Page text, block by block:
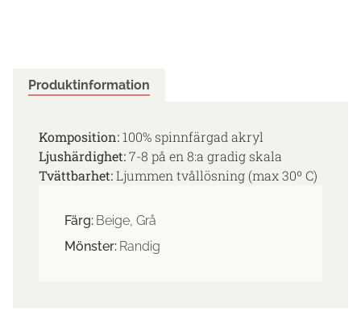
Produktinformation
Komposition:100% spinnfärgad akryl
Ljushärdighet:7-8 på en 8:a gradig skala
Tvättbarhet:Ljummen tvållösning (max 30º C)
Färg: Beige, Grå
Mönster: Randig